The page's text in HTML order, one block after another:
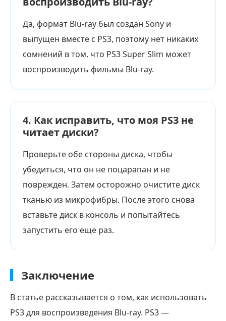
Да, формат Blu-ray был создан Sony и
выпущен вместе с PS3, поэтому нет никаких
сомнений в том, что PS3 Super Slim может
воспроизводить фильмы Blu-ray.
4. Как исправить, что моя PS3 не
читает диски?
Проверьте обе стороны диска, чтобы
убедиться, что он не поцарапан и не
поврежден. Затем осторожно очистите диск
тканью из микрофибры. После этого снова
вставьте диск в консоль и попытайтесь
запустить его еще раз.
Заключение
В статье рассказывается о том, как использовать
PS3 для воспроизведения Blu-ray. PS3 —